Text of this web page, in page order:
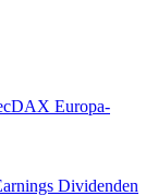
Europa-
Dividenden